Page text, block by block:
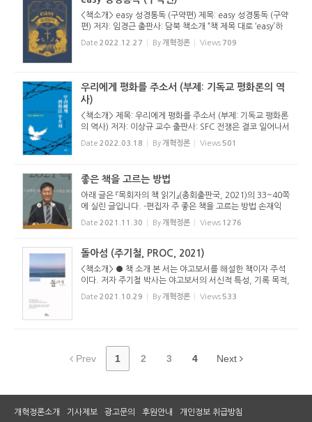
<책소개> easy 성경통독 (구약편) 제목: easy 성경통독 (구약
편) 저자: 임경근 출판사: 담북 책소개 “책 제목 대로 ‘easy’하
다. 쉽고, 깊은 성경읽기를 동시에 할 수 있다.” 이 책에 대한
평가다. 저자는 7년간의 네덜란드 유학을 마...
Date 2022.12.27 By 개혁정론 Views 709
우리에게 평화를 주소서 (부제: 기독교 평화론의 역
사)
<책소개> 제목: 우리에게 평화를 주소서 (부제: 기독교 평화론
의 역사) 저자: 이상규 교수 출판사: SFC 전쟁은 결코 일어나서
는 안 된다. 전쟁은 인간이 벌이는 가장 잔혹한 파괴 행위다.
그러나 안타깝게도 인류 역사는 전쟁사라고 할 정도다. 20세
Date 2022.03.18 By 개혁정론 Views 501
좋은 책을 고르는 방법
아래 글은 『목회자의 책 읽기』(총회출판국, 2021)의 33~40쪽
에 실린 글입니다. -편집자 주 좋은 책을 고르는 방법 손재익
목사 (한길교회 담임) 좋은 책을 골라야 할 이유 책을 읽지 않
는 시대지만, 책을 읽어야 한다. 책은 여전히 읽을 가치가 있
Date 2021.11.30 By 개혁정론 Views 1276
돌아섬 (주기철, PROC, 2021)
<책소개> ● 책 소개 본 서는 야고보서를 해설한 책이자 주석
이다. 저자 주기철 박사는 야고보서의 서신적 특성, 기록 목적,
문맥을 중심으로 서신 전체를 살피면서 수신자들이 가진 문제
가 무엇인지, 그리고 이에 대해 저자가 교훈하는 것이 무엇인
Date 2021.10.29 By 개혁정론 Views 533
Prev 1 2 3 4 Next
개혁정론소개 기사제보 광고문의 후원안내 개인정보 취급방침